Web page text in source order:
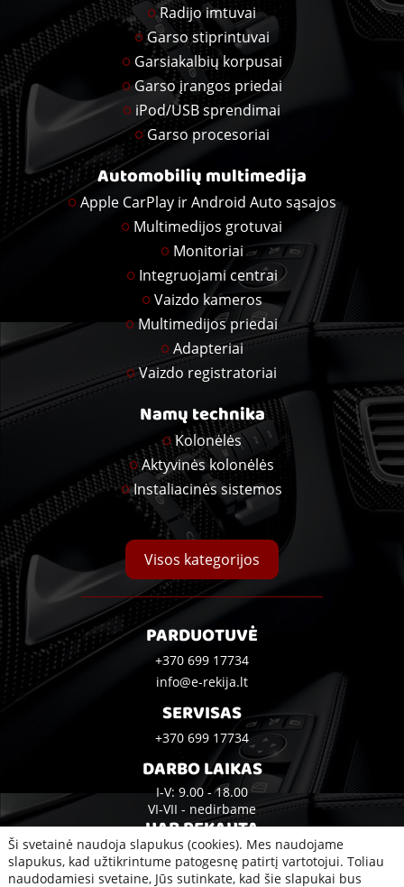
Radijo imtuvai
Garso stiprintuvai
Garsiakalbių korpusai
Garso įrangos priedai
iPod/USB sprendimai
Garso procesoriai
Automobilių multimedija
Apple CarPlay ir Android Auto sąsajos
Multimedijos grotuvai
Monitoriai
Integruojami centrai
Vaizdo kameros
Multimedijos priedai
Adapteriai
Vaizdo registratoriai
Namų technika
Kolonėlės
Aktyvinės kolonėlės
Instaliacinės sistemos
Visos kategorijos
PARDUOTUVĖ
+370 699 17734
info@e-rekija.lt
SERVISAS
+370 699 17734
DARBO LAIKAS
I-V: 9.00 - 18.00
VI-VII - nedirbame
UAB REKAUTA
Bijūnų g. 10A, Klaipėda
Ši svetainė naudoja slapukus (cookies). Mes naudojame
slapukus, kad užtikrintume patogesnę patirtį vartotojui. Toliau
naudodamiesi svetaine, Jūs sutinkate, kad šie slapukai bus